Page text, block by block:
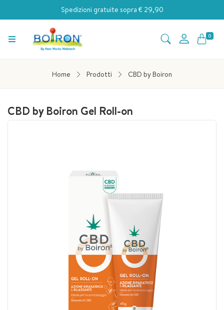
Spedizioni gratuite sopra € 29,90
0
Home Prodotti CBD by Boiron
CBD by Boiron Gel Roll-on